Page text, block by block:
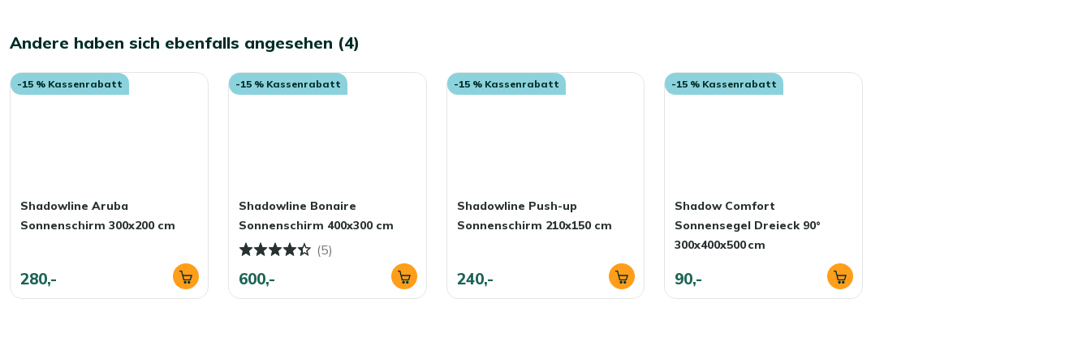
Andere haben sich ebenfalls angesehen (4)
-15 % Kassenrabatt
Shadowline Aruba
Sonnenschirm 300x200 cm
280,-
-15 % Kassenrabatt
Shadowline Bonaire
Sonnenschirm 400x300 cm
(5)
600,-
-15 % Kassenrabatt
Shadowline Push-up
Sonnenschirm 210x150 cm
240,-
-15 % Kassenrabatt
Shadow Comfort
Sonnensegel Dreieck 90°
300x400x500 cm
90,-